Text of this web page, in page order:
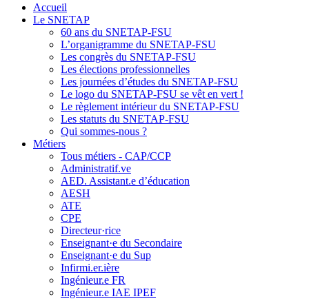
Accueil
Le SNETAP
60 ans du SNETAP-FSU
L’organigramme du SNETAP-FSU
Les congrès du SNETAP-FSU
Les élections professionnelles
Les journées d’études du SNETAP-FSU
Le logo du SNETAP-FSU se vêt en vert !
Le règlement intérieur du SNETAP-FSU
Les statuts du SNETAP-FSU
Qui sommes-nous ?
Métiers
Tous métiers - CAP/CCP
Administratif.ve
AED. Assistant.e d’éducation
AESH
ATE
CPE
Directeur·rice
Enseignant·e du Secondaire
Enseignant·e du Sup
Infirmi.er.ière
Ingénieur.e FR
Ingénieur.e IAE IPEF